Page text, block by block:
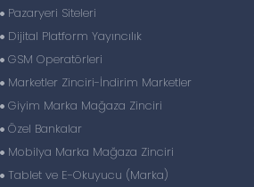
Pazaryeri Siteleri
Dijital Platform Yayıncılık
GSM Operatörleri
Marketler Zinciri-İndirim Marketler
Giyim Marka Mağaza Zinciri
Özel Bankalar
Mobilya Marka Mağaza Zinciri
Tablet ve E-Okuyucu (Marka)